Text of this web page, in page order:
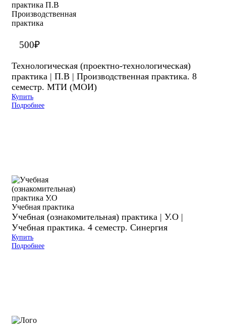
500₽
Технологическая (проектно-технологическая)
практика | П.В | Производственная практика. 8
семестр. МТИ (МОИ)
Купить
Подробнее
Учебная (ознакомительная) практика | У.О |
Учебная практика. 4 семестр. Синергия
Купить
Подробнее